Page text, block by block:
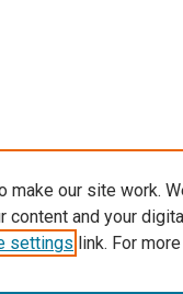
make our site work.
and your
settings link. For